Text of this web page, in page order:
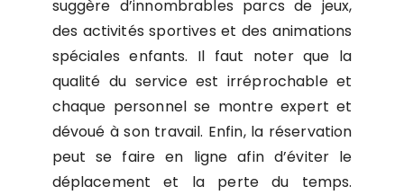
suggère d’innombrables parcs de jeux,
des activités sportives et des animations
spéciales enfants. Il faut noter que la
qualité du service est irréprochable et
chaque personnel se montre expert et
dévoué à son travail. Enfin, la réservation
peut se faire en ligne afin d’éviter le
déplacement et la perte du temps.